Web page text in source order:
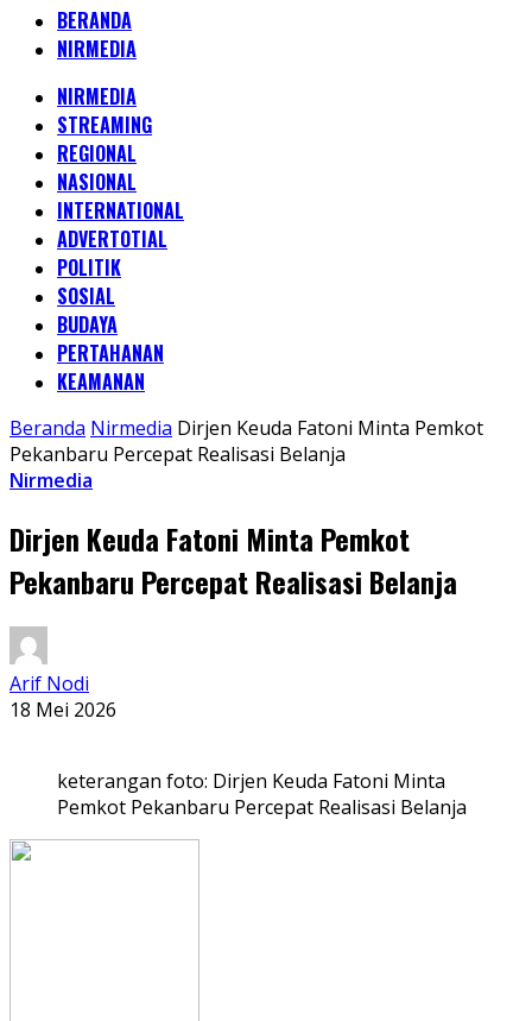
BERANDA
NIRMEDIA
NIRMEDIA
STREAMING
REGIONAL
NASIONAL
INTERNATIONAL
ADVERTOTIAL
POLITIK
SOSIAL
BUDAYA
PERTAHANAN
KEAMANAN
Beranda Nirmedia Dirjen Keuda Fatoni Minta Pemkot
Pekanbaru Percepat Realisasi Belanja
Nirmedia
Dirjen Keuda Fatoni Minta Pemkot
Pekanbaru Percepat Realisasi Belanja
Arif Nodi
18 Mei 2026
keterangan foto: Dirjen Keuda Fatoni Minta
Pemkot Pekanbaru Percepat Realisasi Belanja